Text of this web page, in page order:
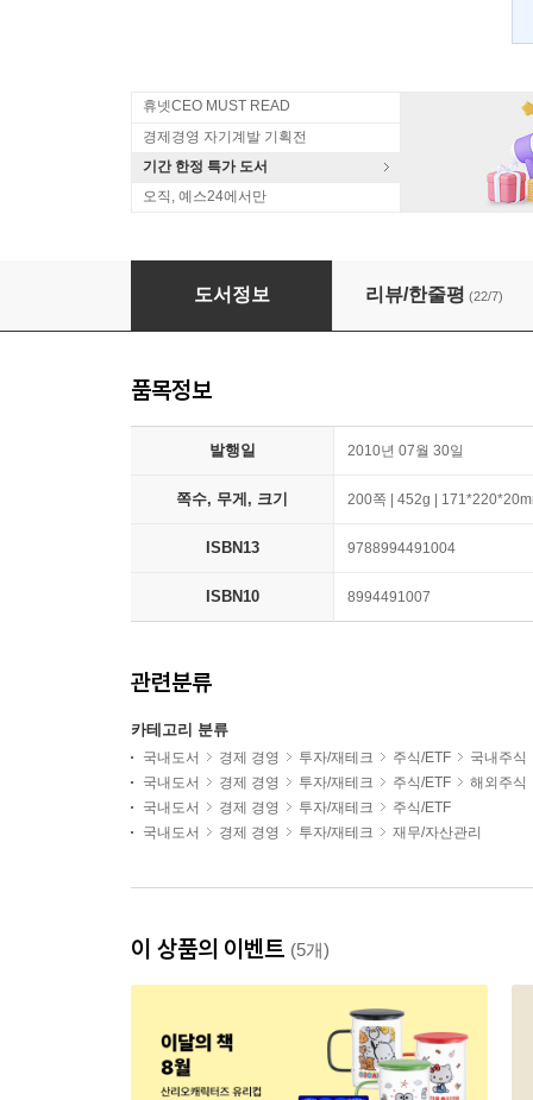
휴넷CEO MUST READ
경제경영 자기계발 기획전
기간 한정 특가 도서
오직, 예스24에서만
워렌 버핏의 주식투자 콘서트
도서정보 리뷰/한줄평 (22/7)
품목정보
발행일 2010년 07월 30일
쪽수, 무게, 크기 200쪽 | 452g |
ISBN13 9788994491004
ISBN10 8994491007
관련분류
카테고리 분류
국내도서 경제 경영 투자/재테크 주식/ETF
국내주식
국내도서
경제 경영 투자/재테크 주식/ETF
해외주식
국내도서
경제 경영 투자/재테크
주식/ETF
국내도서
경제 경영 투자/재테크 재무/자산관리
이 상품의 이벤트 (5개)